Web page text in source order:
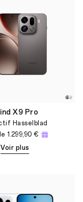
X9 Pro
Hasselblad
1.299,90 €
Voir plus